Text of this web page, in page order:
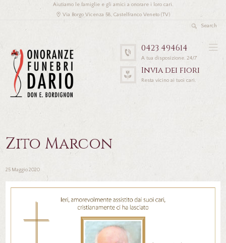
Aiutiamo le famiglie e gli amici a onorare i loro cari.
Via Borgo Vicenza 58, Castelfranco Veneto (TV)
0423 494614
A tua disposizione. 24/7
Invia dei fiori
Resta vicino ai tuoi cari.
Zito Marcon
25 Maggio 2020